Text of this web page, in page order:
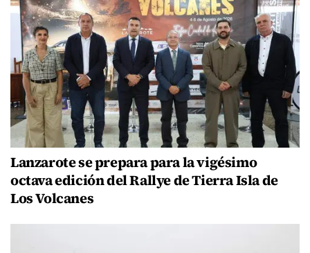
Lanzarote se prepara para la vigésimo
octava edición del Rallye de Tierra Isla de
Los Volcanes